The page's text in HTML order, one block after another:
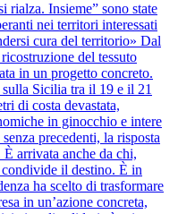
rialza. Insieme” sono state
nei territori interessati
cura del territorio» Dal
del tessuto
in un progetto concreto.
Sicilia tra il 19 e il 21
di costa devastata,
in ginocchio e intere
precedenti, la risposta
arrivata anche da chi,
il destino. È in
ha scelto di trasformare
in un’azione concreta,